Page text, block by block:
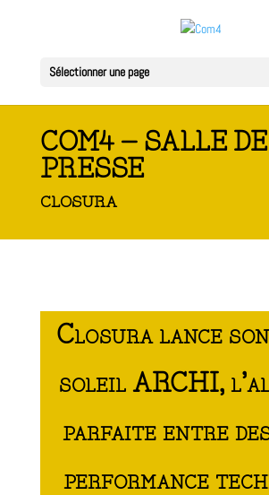
Sélectionner une page
COM4 – SALLE DE
PRESSE
CLOSURA
Closura lance
soleil ARCHI,
parfaite entre
performance